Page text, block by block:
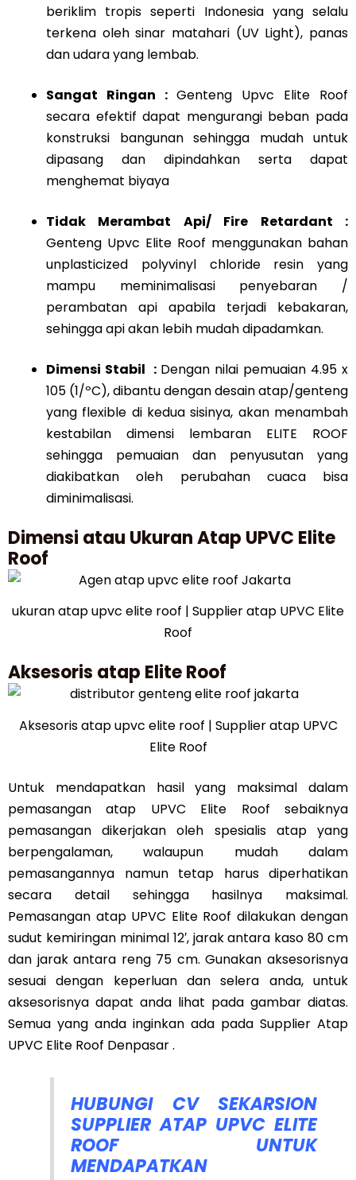
beriklim tropis seperti Indonesia yang selalu
terkena oleh sinar matahari (UV Light), panas
dan udara yang lembab.
Sangat Ringan : Genteng Upvc Elite Roof
secara efektif dapat mengurangi beban pada
konstruksi bangunan sehingga mudah untuk
dipasang dan dipindahkan serta dapat
menghemat biyaya
Tidak Merambat Api/ Fire Retardant :
Genteng Upvc Elite Roof menggunakan bahan
unplasticized polyvinyl chloride resin yang
mampu meminimalisasi penyebaran /
perambatan api apabila terjadi kebakaran,
sehingga api akan lebih mudah dipadamkan.
Dimensi Stabil : Dengan nilai pemuaian 4.95 x
105 (1/ºC), dibantu dengan desain atap/genteng
yang flexible di kedua sisinya, akan menambah
kestabilan dimensi lembaran ELITE ROOF
sehingga pemuaian dan penyusutan yang
diakibatkan oleh perubahan cuaca bisa
diminimalisasi.
Dimensi atau Ukuran Atap UPVC Elite
Roof
ukuran atap upvc elite roof | Supplier atap UPVC Elite
Roof
Aksesoris atap Elite Roof
Aksesoris atap upvc elite roof | Supplier atap UPVC
Elite Roof
Untuk mendapatkan hasil yang maksimal dalam
pemasangan atap UPVC Elite Roof sebaiknya
pemasangan dikerjakan oleh spesialis atap yang
berpengalaman, walaupun mudah dalam
pemasangannya namun tetap harus diperhatikan
secara detail sehingga hasilnya maksimal.
Pemasangan atap UPVC Elite Roof dilakukan dengan
sudut kemiringan minimal 12′, jarak antara kaso 80 cm
dan jarak antara reng 75 cm. Gunakan aksesorisnya
sesuai dengan keperluan dan selera anda, untuk
aksesorisnya dapat anda lihat pada gambar diatas.
Semua yang anda inginkan ada pada Supplier Atap
UPVC Elite Roof Denpasar .
HUBUNGI CV SEKARSION
SUPPLIER ATAP UPVC ELITE
ROOF UNTUK
MENDAPATKAN